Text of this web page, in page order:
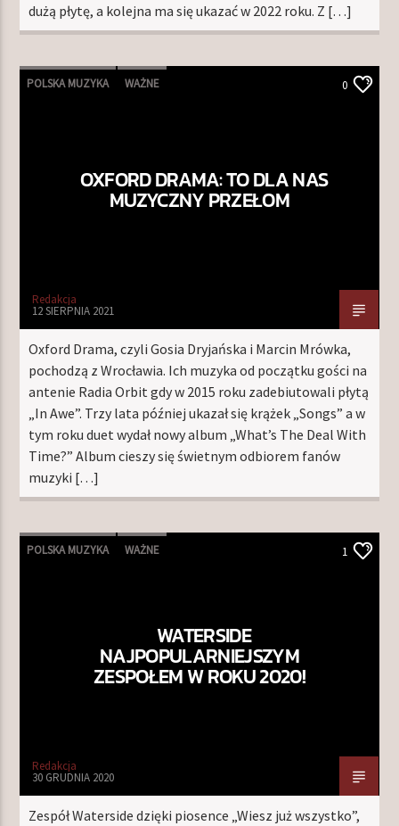
dużą płytę, a kolejna ma się ukazać w 2022 roku. Z […]
POLSKA MUZYKA WAŻNE 0
OXFORD DRAMA: TO DLA NAS
MUZYCZNY PRZEŁOM
Redakcja
12 SIERPNIA 2021
Oxford Drama, czyli Gosia Dryjańska i Marcin Mrówka,
pochodzą z Wrocławia. Ich muzyka od początku gości na
antenie Radia Orbit gdy w 2015 roku zadebiutowali płytą
„In Awe”. Trzy lata później ukazał się krążek „Songs” a w
tym roku duet wydał nowy album „What’s The Deal With
Time?” Album cieszy się świetnym odbiorem fanów
muzyki […]
POLSKA MUZYKA WAŻNE 1
WATERSIDE
NAJPOPULARNIEJSZYM
ZESPOŁEM W ROKU 2020!
Redakcja
30 GRUDNIA 2020
Zespół Waterside dzięki piosence „Wiesz już wszystko”,